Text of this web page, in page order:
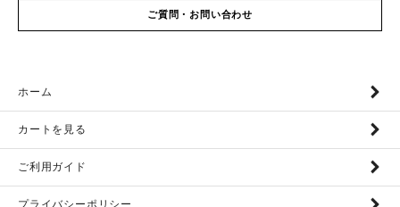
ご質問・お問い合わせ
ホーム
カートを見る
ご利用ガイド
プライバシーポリシー